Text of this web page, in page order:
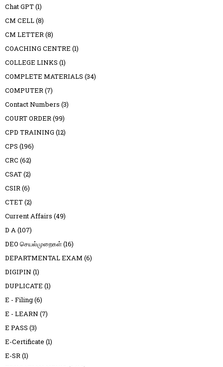
Chat GPT(1)
CM CELL(8)
CM LETTER (8)
COACHING CENTRE (1)
COLLEGE LINKS (1)
COMPLETE MATERIALS (34)
COMPUTER (7)
Contact Numbers (3)
COURT ORDER (99)
CPD TRAINING (12)
CPS (196)
CRC (62)
CSAT(2)
CSIR (6)
CTET(2)
Current Affairs (49)
D A (107)
DEO செயல்முறைகள்(16)
DEPARTMENTAL EXAM (6)
DIGIPIN (1)
DUPLICATE (1)
E - Filing(6)
E - LEARN (7)
E PASS (3)
E-Certificate (1)
E-SR (1)